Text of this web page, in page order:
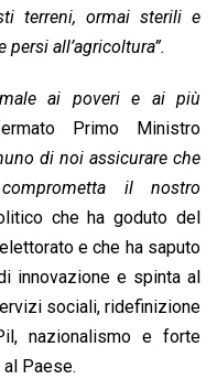
terreni, ormai sterili e
all’agricoltura”.
ai poveri e ai più
Primo Ministro
di noi assicurare che
il nostro
che ha goduto del
e che ha saputo
innovazione e spinta al
sociali, ridefinizione
nazionalismo e forte
Paese.